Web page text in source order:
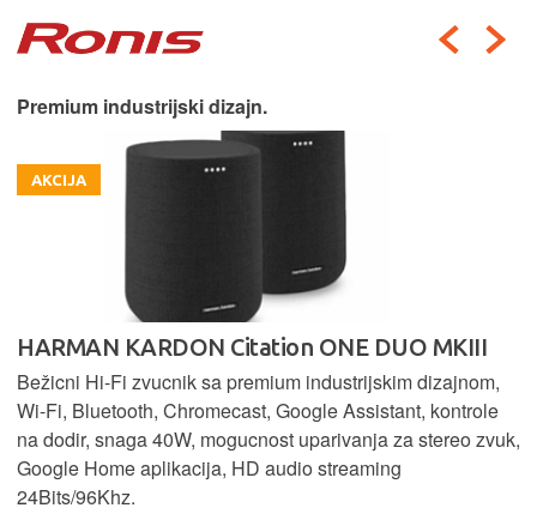
Premium industrijski dizajn.
AKCIJA
HARMAN KARDON Citation ONE DUO MKIII
Bežicni Hi-Fi zvucnik sa premium industrijskim dizajnom,
Wi-Fi, Bluetooth, Chromecast, Google Assistant, kontrole
na dodir, snaga 40W, mogucnost uparivanja za stereo zvuk,
Google Home aplikacija, HD audio streaming
24Bits/96Khz.